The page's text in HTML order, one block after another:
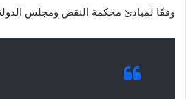
وفقًا لمبادئ محكمة النقض ومجلس